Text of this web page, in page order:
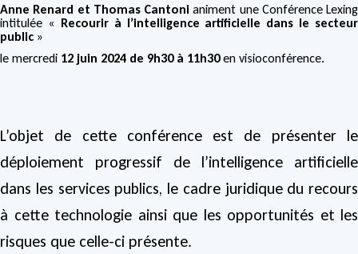
Anne Renard et Thomas Cantoni animent une Conférence Lexing
intitulée « Recourir à l’intelligence artificielle dans le secteur
public »
le mercredi 12 juin 2024 de 9h30 à 11h30en visioconférence.
L’objet de cette conférence est de présenter le
déploiement progressif de l’intelligence artificielle
dans les services publics, le cadre juridique du recours
à cette technologie ainsi que les opportunités et les
risques que celle-ci présente.